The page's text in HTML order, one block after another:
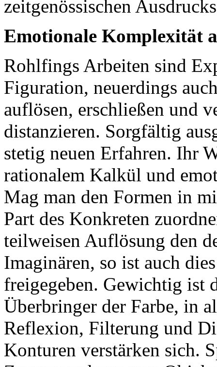
zeitgenössischen
Emotionale Komplexität
Rohlfings Arbeiten sind
Figuration, neuerdings
auflösen, erschließen und
distanzieren. Sorgfältig
stetig neuen Erfahren. Ihr
rationalem Kalkül und
Mag man den Formen in
Part des Konkreten
teilweisen Auflösung den
Imaginären, so ist auch
freigegeben. Gewichtig ist
Überbringer der Farbe, in
Reflexion, Filterung und
Konturen verstärken sich.